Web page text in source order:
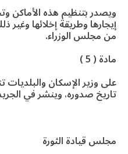
ويصدر بتنظيم هذه الأماكن
إيجارها وطريقة إخلائها وغير
من مجلس الوزراء.
مادة ( 5 )
على وزير الإسكان والبلديات
تاريخ صدوره، وينشر في
مجلس قيادة الثورة